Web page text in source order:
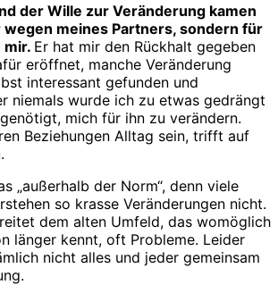
der Wille zur Veränderung kamen
meines Partners, sondern für
mir. Er hat mir den Rückhalt gegeben
eröffnet, manche Veränderung
interessant gefunden und
niemals wurde ich zu etwas gedrängt
mich für ihn zu verändern.
Beziehungen Alltag sein, trifft auf
„außerhalb der Norm“, denn viele
so krasse Veränderungen nicht.
dem alten Umfeld, das womöglich
länger kennt, oft Probleme. Leider
nicht alles und jeder gemeinsam